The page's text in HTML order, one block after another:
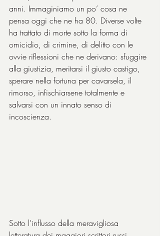
anni. Immaginiamo un po’ cosa ne
pensa oggi che ne ha 80. Diverse volte
ha trattato di morte sotto la forma di
omicidio, di crimine, di delitto con le
ovvie riflessioni che ne derivano: sfuggire
alla giustizia, meritarsi il giusto castigo,
sperare nella fortuna per cavarsela, il
rimorso, infischiarsene totalmente e
salvarsi con un innato senso di
incoscienza.
Sotto l’influsso della meravigliosa